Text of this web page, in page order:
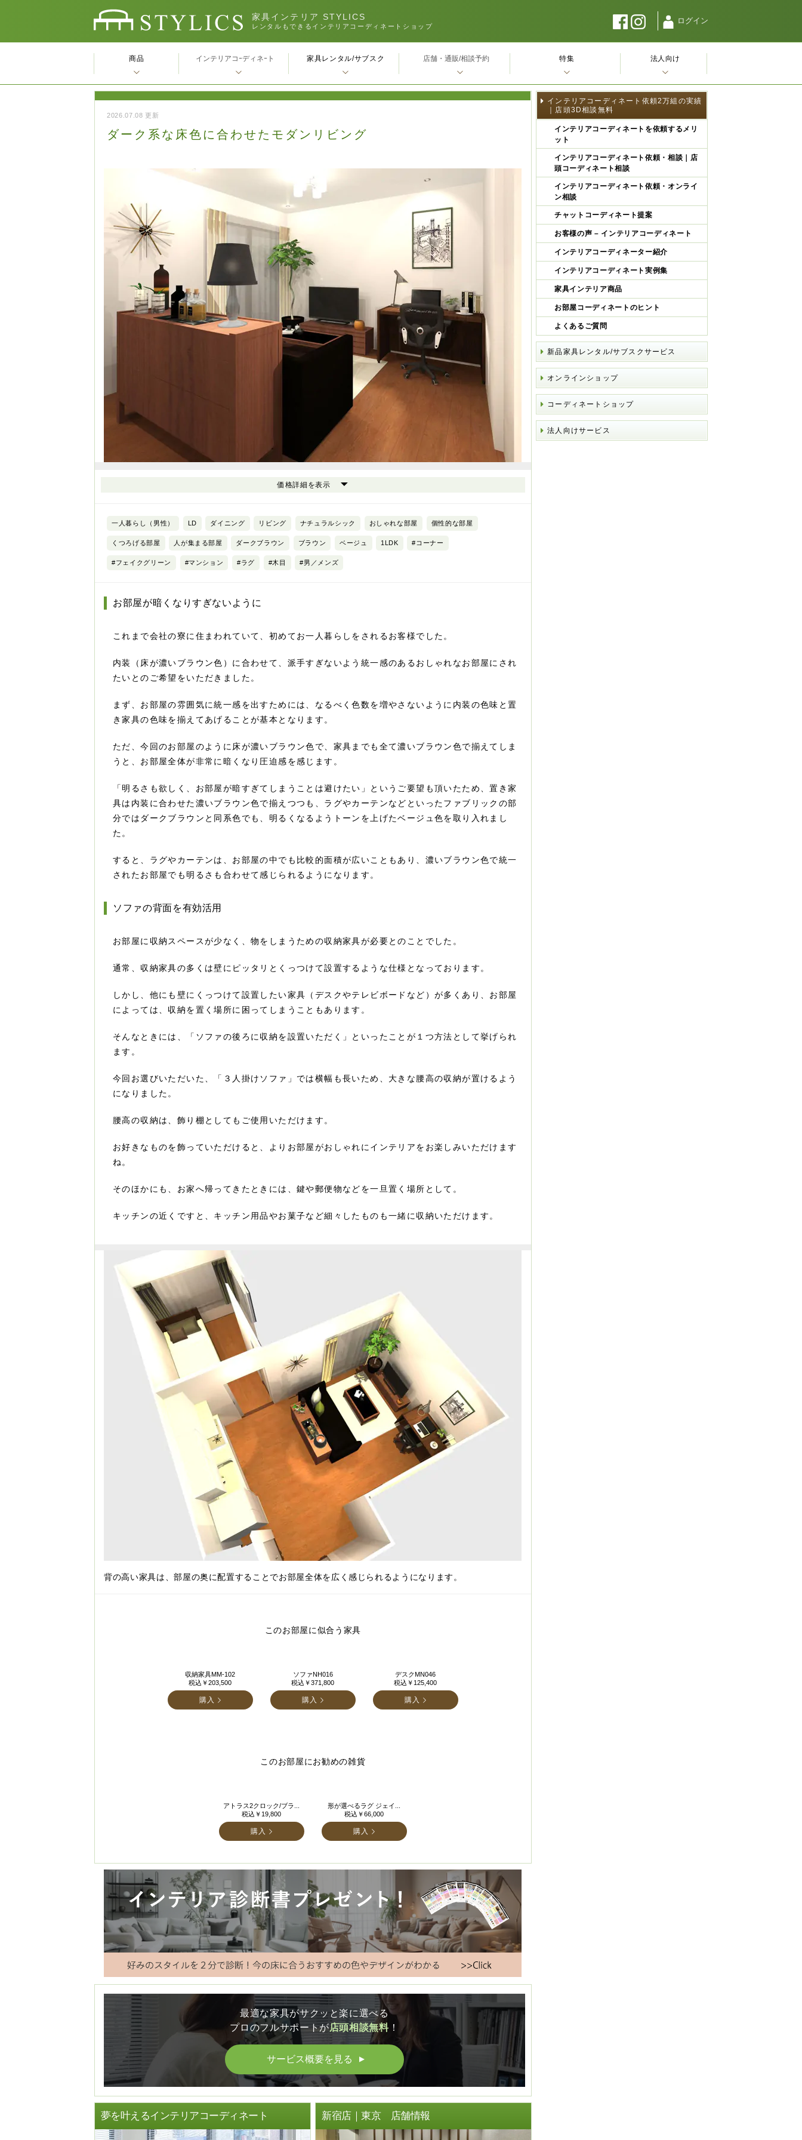
家具インテリア STYLICS
レンタルもできるインテリアコーディネートショップ
ログイン
2026.07.08 更新
ダーク系な床色に合わせたモダンリビング
価格詳細を表示
一人暮らし（男性） LD ダイニング リビング ナチュラルシック おしゃれな部屋 個性的な部屋
くつろげる部屋 人が集まる部屋 ダークブラウン ブラウン ベージュ 1LDK #コーナー
#フェイクグリーン #マンション #ラグ #木目 #男／メンズ
お部屋が暗くなりすぎないように
これまで会社の寮に住まわれていて、初めてお一人暮らしをされるお客様でした。
内装（床が濃いブラウン色）に合わせて、派手すぎないよう統一感のあるおしゃれなお部屋にされ
たいとのご希望をいただきました。
まず、お部屋の雰囲気に統一感を出すためには、なるべく色数を増やさないように内装の色味と置
き家具の色味を揃えてあげることが基本となります。
ただ、今回のお部屋のように床が濃いブラウン色で、家具までも全て濃いブラウン色で揃えてしま
うと、お部屋全体が非常に暗くなり圧迫感を感じます。
「明るさも欲しく、お部屋が暗すぎてしまうことは避けたい」というご要望も頂いたため、置き家
具は内装に合わせた濃いブラウン色で揃えつつも、ラグやカーテンなどといったファブリックの部
分ではダークブラウンと同系色でも、明るくなるようトーンを上げたベージュ色を取り入れまし
た。
すると、ラグやカーテンは、お部屋の中でも比較的面積が広いこともあり、濃いブラウン色で統一
されたお部屋でも明るさも合わせて感じられるようになります。
ソファの背面を有効活用
お部屋に収納スペースが少なく、物をしまうための収納家具が必要とのことでした。
通常、収納家具の多くは壁にピッタリとくっつけて設置するような仕様となっております。
しかし、他にも壁にくっつけて設置したい家具（デスクやテレビボードなど）が多くあり、お部屋
によっては、収納を置く場所に困ってしまうこともあります。
そんなときには、「ソファの後ろに収納を設置いただく」といったことが１つ方法として挙げられ
ます。
今回お選びいただいた、「３人掛けソファ」では横幅も長いため、大きな腰高の収納が置けるよう
になりました。
腰高の収納は、飾り棚としてもご使用いただけます。
お好きなものを飾っていただけると、よりお部屋がおしゃれにインテリアをお楽しみいただけます
ね。
そのほかにも、お家へ帰ってきたときには、鍵や郵便物などを一旦置く場所として。
キッチンの近くですと、キッチン用品やお菓子など細々したものも一緒に収納いただけます。
背の高い家具は、部屋の奥に配置することでお部屋全体を広く感じられるようになります。
このお部屋に似合う家具
収納家具MM-102
税込￥203,500
購入
ソファNH016
税込￥371,800
購入
デスクMN046
税込￥125,400
購入
このお部屋にお勧めの雑貨
アトラス2クロック/ブラ...
税込￥19,800
購入
形が選べるラグ ジェイ...
税込￥66,000
購入
最適な家具がサクッと楽に選べる
プロのフルサポートが店頭相談無料！
サービス概要を見る ▲
夢を叶えるインテリアコーディネート 新宿店｜東京 店舗情報
インテリアコーディネート依頼2万組の実績
｜店頭3D相談無料
インテリアコーディネートを依頼するメリ
ット
インテリアコーディネート依頼・相談｜店
頭コーディネート相談
インテリアコーディネート依頼・オンライ
ン相談
チャットコーディネート提案
お客様の声 – インテリアコーディネート
インテリアコーディネーター紹介
インテリアコーディネート実例集
家具インテリア商品
お部屋コーディネートのヒント
よくあるご質問
新品家具レンタル/サブスクサービス
オンラインショップ
コーディネートショップ
法人向けサービス
商品 インテリアコｰディネｰト 家具レンタル/サブスク 店舗・通販/相談予約 特集 法人向け